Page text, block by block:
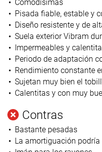
Comodísimas
Pisada fiable, estable y
Diseño resistente y de
Suela exterior Vibram
Impermeables y
Periodo de adaptación
Rendimiento constante
Sujetan muy bien el
Calentitas y con muy
Contras
Bastante pesadas
La amortiguación podría